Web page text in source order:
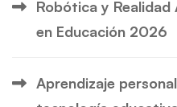
Robótica y Realidad
en Educación 2026
Aprendizaje